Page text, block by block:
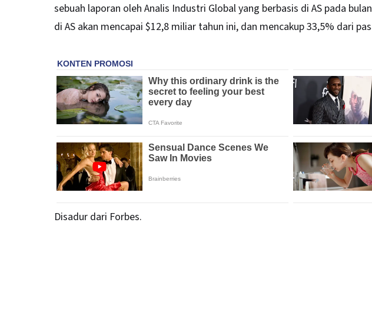
sebuah laporan oleh Analis Industri Global yang berbasis di AS pada
di AS akan mencapai $12,8 miliar tahun ini, dan mencakup 33,5% dari
Disadur dari Forbes.